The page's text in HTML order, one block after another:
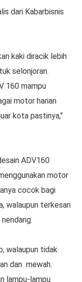
dari Kabarbisnis
kaki diracik lebih
selonjoran.
160 mampu
motor harian
kota pastinya,"
ADV160
motor
cocok bagi
walaupun terkesan
walaupun tidak
dan mewah.
lampu-lampu